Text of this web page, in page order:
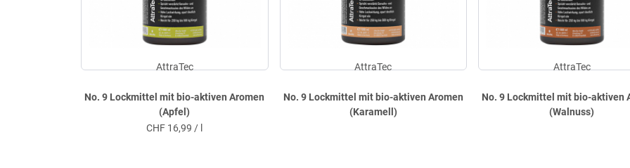
No. 9 Lockmittel mit bio-aktiven Aromen
(Apfel)
AttraTec
CHF 16,99 / l
No. 9 Lockmittel mit bio-aktiven Aromen
(Karamell)
AttraTec
No. 9 Lockmittel mit bio-aktiven
(Walnuss)
AttraTec